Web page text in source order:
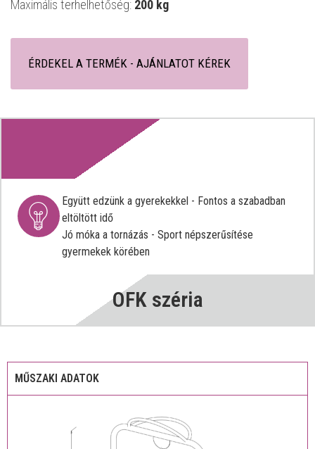
Maximális terhelhetőség: 200 kg
ÉRDEKEL A TERMÉK - AJÁNLATOT KÉREK
Együtt edzünk a gyerekekkel - Fontos a szabadban
eltöltött idő
Jó móka a tornázás - Sport népszerűsítése
gyermekek körében
OFK széria
MŰSZAKI ADATOK